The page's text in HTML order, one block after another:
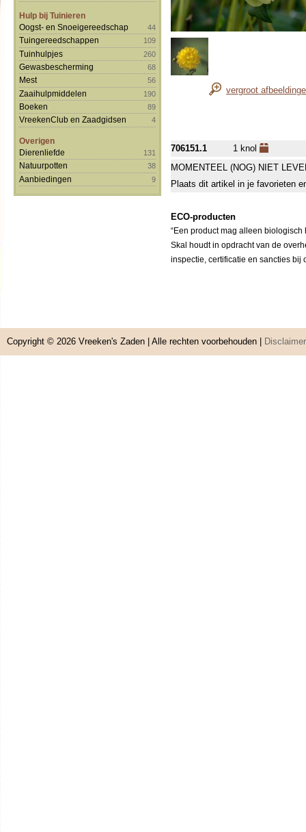
Hulp bij Tuinieren
Oogst- en Snoeigereedschap
44
Tuingereedschappen 109
Tuinhulpjes 260
Gewasbescherming 68
Mest 56
Zaaihulpmiddelen 190
Boeken 89
VreekenClub en Zaadgidsen 4
Overigen
Dierenliefde
131
Natuurpotten 38
Aanbiedingen 9
vergroot
706151.1
1 knol
MOMENTEEL (NOG) NIET
Plaats dit artikel in je favorieten
ECO-producten
“Een product mag alleen
Skal houdt in opdracht van de
inspectie, certificatie en sancties
Copyright © 2026 Vreeken's Zaden | Alle rechten voorbehouden | Disclaimer